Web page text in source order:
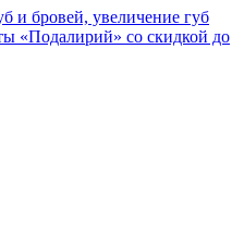
и бровей, увеличение губ
«Подалирий» со скидкой до